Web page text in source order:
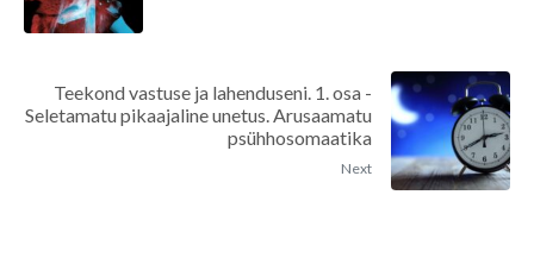
Teekond vastuse ja lahenduseni. 1. osa -
Seletamatu pikaajaline unetus. Arusaamatu
psühhosomaatika
Next